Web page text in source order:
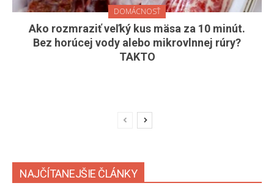
DOMÁCNOSŤ
Ako rozmraziť veľký kus mäsa za 10 minút.
Bez horúcej vody alebo mikrovlnnej rúry?
TAKTO
NAJČÍTANEJŠIE ČLÁNKY